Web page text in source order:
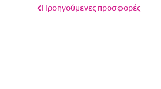
Προηγούμενες προσφορές